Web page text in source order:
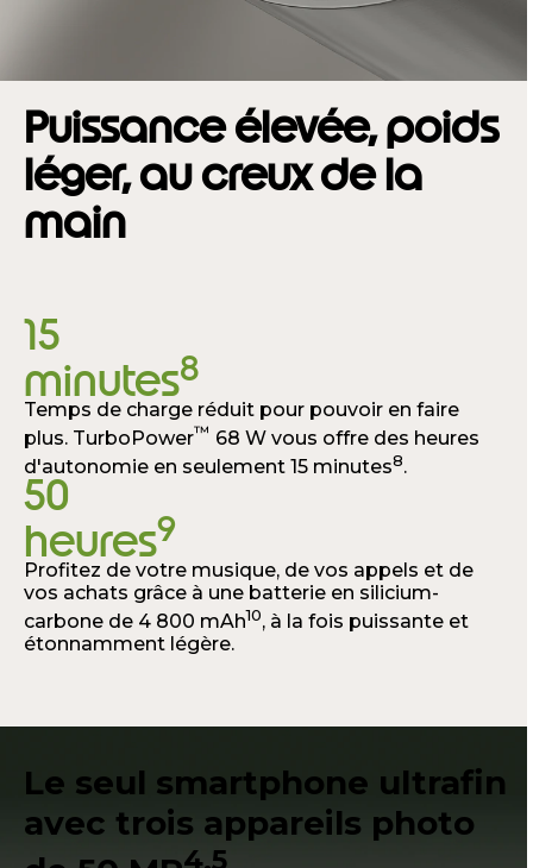
Puissance élevée, poids
léger, au creux de la
main
15
minutes8
Temps de charge réduit pour pouvoir en faire
plus. TurboPower™ 68 W vous offre des heures
d'autonomie en seulement 15 minutes8.
50
heures9
Profitez de votre musique, de vos appels et de
vos achats grâce à une batterie en silicium-
carbone de 4 800 mAh10, à la fois puissante et
étonnamment légère.
Le seul smartphone ultrafin
avec trois appareils photo
4,5